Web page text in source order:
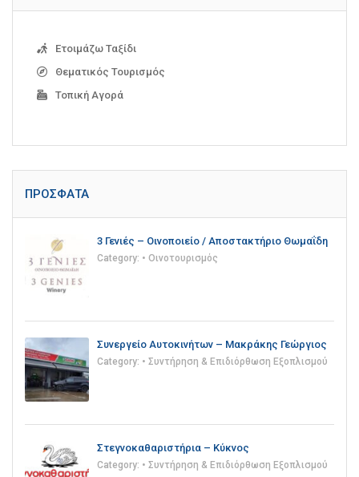
Ετοιμάζω Ταξίδι
Θεματικός Τουρισμός
Τοπική Αγορά
ΠΡΌΣΦΑΤΑ
3 Γενιές – Οινοποιείο / Αποστακτήριο Θωμαΐδη
Category: • Οινοτουρισμός
Συνεργείο Αυτοκινήτων – Μακράκης Γεώργιος
Category: • Συντήρηση & Επιδιόρθωση Εξοπλισμού
Στεγνοκαθαριστήρια – Κύκνος
Category: • Συντήρηση & Επιδιόρθωση Εξοπλισμού